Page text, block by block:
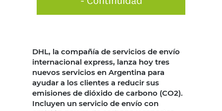
DHL, la compañía de servicios de envío
internacional express, lanza hoy tres
nuevos servicios en Argentina para
ayudar a los clientes a reducir sus
emisiones de dióxido de carbono (CO2).
Incluyen un servicio de envío con